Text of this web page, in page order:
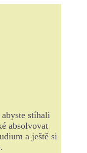
stíhali
absolvovat
a ještě si